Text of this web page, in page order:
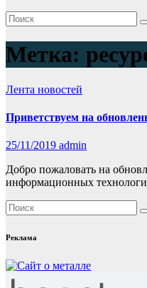
Метка:
Лента новостей
Приветствуем на
25/11/2019 admin
Добро пожаловать на
информационных
Реклама